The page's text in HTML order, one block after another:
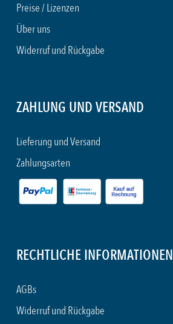
Preise / Lizenzen
Über uns
Widerruf und Rückgabe
ZAHLUNG UND VERSAND
Lieferung und Versand
Zahlungsarten
RECHTLICHE INFORMATIONEN
AGBs
Widerruf und Rückgabe